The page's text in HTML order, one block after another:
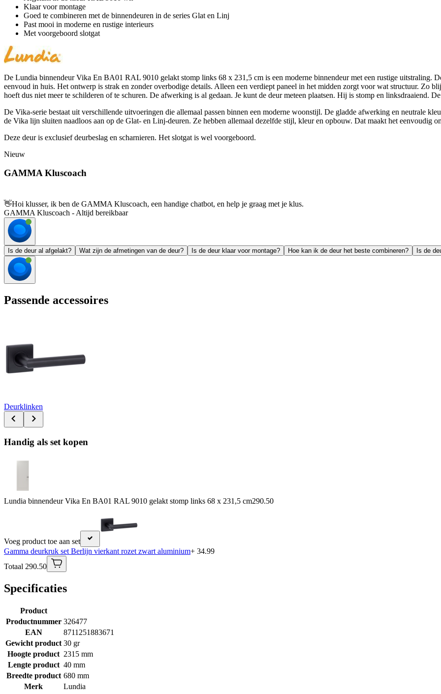
Klaar voor montage
Goed te combineren met de binnendeuren in de series Glat en Linj
Past mooi in moderne en rustige interieurs
Met voorgeboord slotgat
De Lundia binnendeur Vika En BA01 RAL 9010 gelakt stomp links 68 x 231,5 cm is een moderne binnendeur met een rustige uitstraling.
eenvoud in huis. Het ontwerp is strak en zonder overbodige details. Alleen een verdiept paneel in het midden zorgt voor wat structuur. Zo
hoeft dus niet meer te schilderen of te schuren. De afwerking is al gedaan. Je kunt de deur meteen plaatsen. Hij is stomp en linksdraaiend.
De Vika-serie bestaat uit verschillende uitvoeringen die allemaal passen binnen een moderne woonstijl. De gladde afwerking en neutrale
de Vika lijn sluiten naadloos aan op de Glat- en Linj-deuren. Ze hebben allemaal dezelfde stijl, kleur en opbouw. Dat maakt het eenvoudig
Deze deur is exclusief deurbeslag en scharnieren. Het slotgat is wel voorgeboord.
Nieuw
GAMMA Kluscoach
👋Hoi klusser, ik ben de GAMMA Kluscoach, een handige chatbot, en help je graag met je klus.
GAMMA Kluscoach - Altijd bereikbaar
Is de deur al afgelakt? Wat zijn de afmetingen van de deur? Is de deur klaar voor montage? Hoe kan ik de deur het beste combineren? Is de
Passende accessoires
Deurklinken
Handig als set kopen
Lundia binnendeur Vika En BA01 RAL 9010 gelakt stomp links 68 x 231,5 cm290.50
Voeg product toe aan set
Gamma deurkruk set Berlijn vierkant rozet zwart aluminium+ 34.99
Totaal 290.50
Specificaties
Product
Productnummer 326477
EAN
8711251883671
Gewicht product 30 gr
Hoogte product 2315 mm
Lengte product 40 mm
Breedte product 680 mm
Merk
Lundia